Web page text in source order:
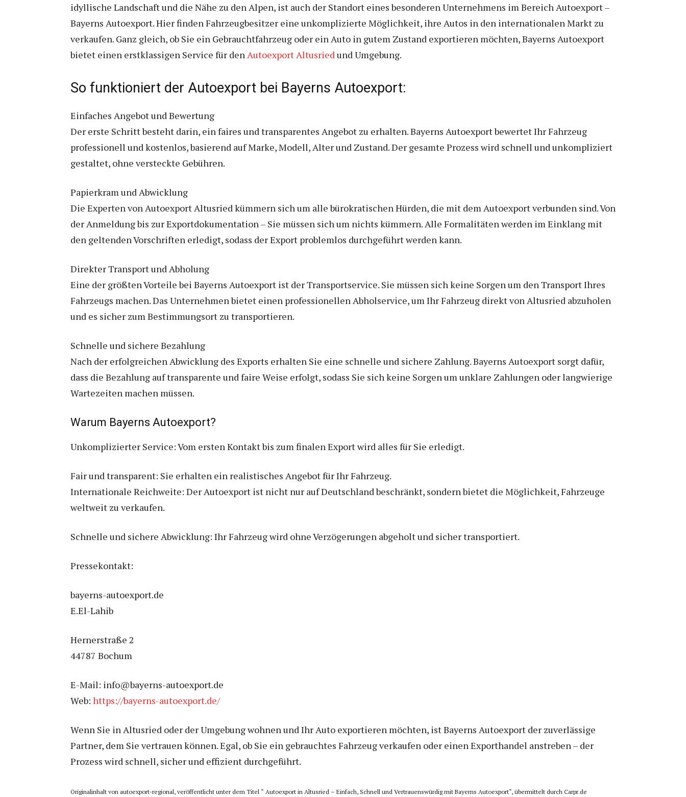
idyllische Landschaft und die Nähe zu den Alpen, ist auch der Standort eines besonderen Unternehmens im Bereich Autoexport –
Bayerns Autoexport. Hier finden Fahrzeugbesitzer eine unkomplizierte Möglichkeit, ihre Autos in den internationalen Markt zu
verkaufen. Ganz gleich, ob Sie ein Gebrauchtfahrzeug oder ein Auto in gutem Zustand exportieren möchten, Bayerns Autoexport
bietet einen erstklassigen Service für denAutoexport Altusriedund Umgebung.
So funktioniert der Autoexport bei Bayerns Autoexport:
Einfaches Angebot und Bewertung
Der erste Schritt besteht darin, ein faires und transparentes Angebot zu erhalten. Bayerns Autoexport bewertet Ihr Fahrzeug
professionell und kostenlos, basierend auf Marke, Modell, Alter und Zustand. Der gesamte Prozess wird schnell und unkompliziert
gestaltet, ohne versteckte Gebühren.
Papierkram und Abwicklung
Die Experten von Autoexport Altusried kümmern sich um alle bürokratischen Hürden, die mit dem Autoexport verbunden sind. Von
der Anmeldung bis zur Exportdokumentation – Sie müssen sich um nichts kümmern. Alle Formalitäten werden im Einklang mit
den geltenden Vorschriften erledigt, sodass der Export problemlos durchgeführt werden kann.
Direkter Transport und Abholung
Eine der größten Vorteile bei Bayerns Autoexport ist der Transportservice. Sie müssen sich keine Sorgen um den Transport Ihres
Fahrzeugs machen. Das Unternehmen bietet einen professionellen Abholservice, um Ihr Fahrzeug direkt von Altusried abzuholen
und es sicher zum Bestimmungsort zu transportieren.
Schnelle und sichere Bezahlung
Nach der erfolgreichen Abwicklung des Exports erhalten Sie eine schnelle und sichere Zahlung. Bayerns Autoexport sorgt dafür,
dass die Bezahlung auf transparente und faire Weise erfolgt, sodass Sie sich keine Sorgen um unklare Zahlungen oder langwierige
Wartezeiten machen müssen.
Warum Bayerns Autoexport?
Unkomplizierter Service: Vom ersten Kontakt bis zum finalen Export wird alles für Sie erledigt.
Fair und transparent: Sie erhalten ein realistisches Angebot für Ihr Fahrzeug.
Internationale Reichweite: Der Autoexport ist nicht nur auf Deutschland beschränkt, sondern bietet die Möglichkeit, Fahrzeuge
weltweit zu verkaufen.
Schnelle und sichere Abwicklung: Ihr Fahrzeug wird ohne Verzögerungen abgeholt und sicher transportiert.
Pressekontakt:
bayerns-autoexport.de
E.El-Lahib
Hernerstraße 2
44787 Bochum
E-Mail: info@bayerns-autoexport.de
Web: https://bayerns-autoexport.de/
Wenn Sie in Altusried oder der Umgebung wohnen und Ihr Auto exportieren möchten, ist Bayerns Autoexport der zuverlässige
Partner, dem Sie vertrauen können. Egal, ob Sie ein gebrauchtes Fahrzeug verkaufen oder einen Exporthandel anstreben – der
Prozess wird schnell, sicher und effizient durchgeführt.
Originalinhalt von autoexport-regional, veröffentlicht unter dem Titel “ Autoexport in Altusried – Einfach, Schnell und Vertrauenswürdig mit Bayerns Autoexport“, übermittelt durch Carpr.de